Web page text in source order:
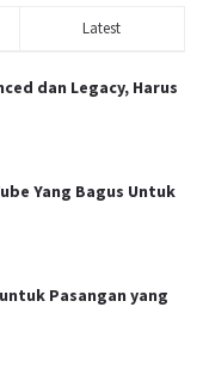
Latest
dan Legacy, Harus
Yang Bagus Untuk
Pasangan yang